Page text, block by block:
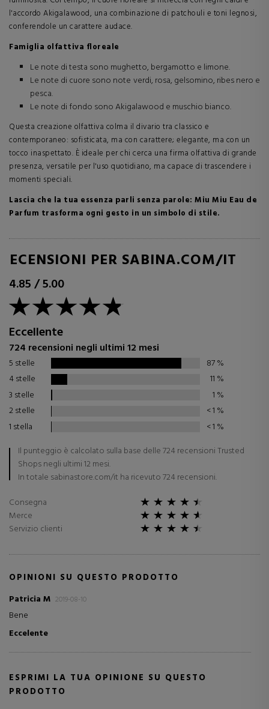
l'accordo Akigalawood, una combinazione di patchouli e toni legnosi,
conferendole un carattere audace.
Famiglia olfattiva floreale
Le note di testa sono mughetto, bergamotto e limone.
Le note di cuore sono note verdi, rosa, gelsomino, ribes nero e
pesca.
Le note di fondo sono Akigalawood e muschio bianco.
Questa creazione olfattiva colma il divario tra classico e
contemporaneo: sofisticata, ma con carattere; elegante, ma con un
tocco inaspettato. È ideale per chi cerca una firma olfattiva di grande
presenza, versatile per l'uso quotidiano, ma capace di trascendere i
momenti speciali.
Lascia che la tua essenza parli senza parole: Miu Miu Eau de
Parfum trasforma ogni gesto in un simbolo di stile.
RECENSIONI PER SABINA.COM/IT
4.85/5.00
Eccellente
724 recensioni negli ultimi 12 mesi
5 stelle 87%
4 stelle
11 %
3 stelle
1 %
2 stelle
< 1 %
1 stella
< 1 %
Il punteggio è calcolato sulla base delle 724 recensioni Trusted
Shops negli ultimi 12 mesi.
In totale sabinastore.com/it ha ricevuto 724 recensioni.
Consegna
Merce
Servizio clienti
OPINIONI SU QUESTO PRODOTTO
Patricia M 2019-08-10
Bene
Eccelente
ESPRIMI LA TUA OPINIONE SU QUESTO
PRODOTTO